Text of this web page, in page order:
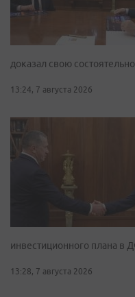
доказал свою
13:24, 7 августа 2026
инвестиционного плана в
13:28, 7 августа 2026